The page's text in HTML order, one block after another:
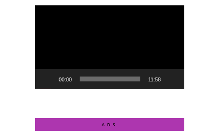
Video
00:00 11:58
ADS